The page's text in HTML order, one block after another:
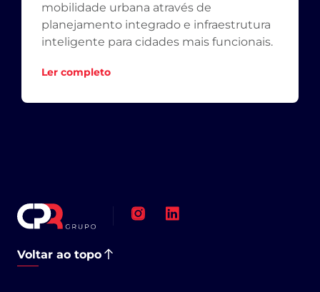
mobilidade urbana através de
planejamento integrado e infraestrutura
inteligente para cidades mais funcionais.
Ler completo
Voltar ao topo